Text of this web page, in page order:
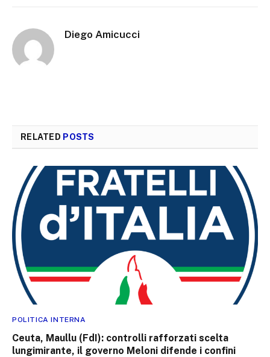
Diego Amicucci
RELATED POSTS
POLITICA INTERNA
Ceuta, Maullu (FdI): controlli rafforzati scelta
lungimirante, il governo Meloni difende i confini